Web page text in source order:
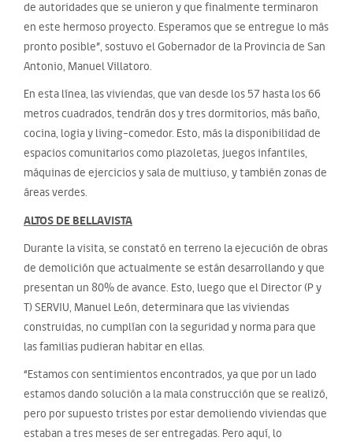
de autoridades que se unieron y que finalmente terminaron
en este hermoso proyecto. Esperamos que se entregue lo más
pronto posible”, sostuvo el Gobernador de la Provincia de San
Antonio, Manuel Villatoro.
En esta línea, las viviendas, que van desde los 57 hasta los 66
metros cuadrados, tendrán dos y tres dormitorios, más baño,
cocina, logia y living-comedor. Esto, más la disponibilidad de
espacios comunitarios como plazoletas, juegos infantiles,
máquinas de ejercicios y sala de multiuso, y también zonas de
áreas verdes.
ALTOS DE BELLAVISTA
Durante la visita, se constató en terreno la ejecución de obras
de demolición que actualmente se están desarrollando y que
presentan un 80% de avance. Esto, luego que el Director (P y
T) SERVIU, Manuel León, determinara que las viviendas
construidas, no cumplían con la seguridad y norma para que
las familias pudieran habitar en ellas.
“Estamos con sentimientos encontrados, ya que por un lado
estamos dando solución a la mala construcción que se realizó,
pero por supuesto tristes por estar demoliendo viviendas que
estaban a tres meses de ser entregadas. Pero aquí, lo